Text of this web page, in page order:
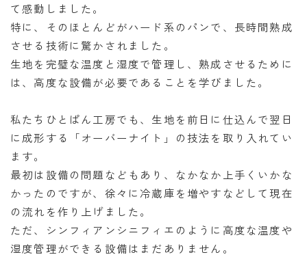
お問い合わせ
て感動しました。
特に、そのほとんどがハード系のパンで、長時間熟成
させる技術に驚かされました。
生地を完璧な温度と湿度で管理し、熟成させるために
は、高度な設備が必要であることを学びました。
私たちひとぱん工房でも、生地を前日に仕込んで翌日
に成形する「オーバーナイト」の技法を取り入れてい
ます。
最初は設備の問題などもあり、なかなか上手くいかな
かったのですが、徐々に冷蔵庫を増やすなどして現在
の流れを作り上げました。
ただ、シンフィアンシニフィエのように高度な温度や
湿度管理ができる設備はまだありません。